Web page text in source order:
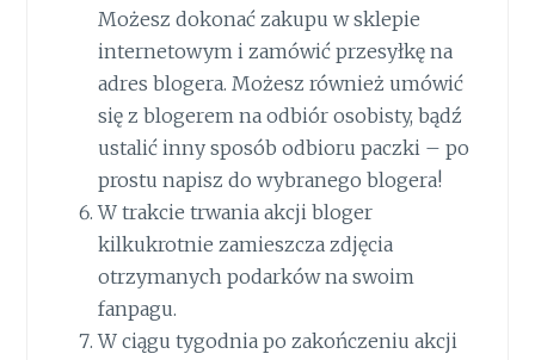
Możesz dokonać zakupu w sklepie
internetowym i zamówić przesyłkę na
adres blogera. Możesz również umówić
się z blogerem na odbiór osobisty, bądź
ustalić inny sposób odbioru paczki – po
prostu napisz do wybranego blogera!
W trakcie trwania akcji bloger
kilkukrotnie zamieszcza zdjęcia
otrzymanych podarków na swoim
fanpagu.
W ciągu tygodnia po zakończeniu akcji